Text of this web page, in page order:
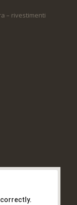
– rivestimenti
correctly.